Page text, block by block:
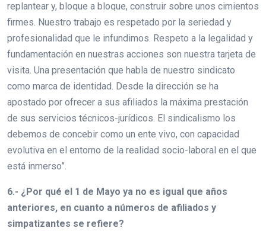
replantear y, bloque a bloque, construir sobre unos cimientos
firmes. Nuestro trabajo es respetado por la seriedad y
profesionalidad que le infundimos. Respeto a la legalidad y
fundamentación en nuestras acciones son nuestra tarjeta de
visita. Una presentación que habla de nuestro sindicato
como marca de identidad. Desde la dirección se ha
apostado por ofrecer a sus afiliados la máxima prestación
de sus servicios técnicos-jurídicos. El sindicalismo los
debemos de concebir como un ente vivo, con capacidad
evolutiva en el entorno de la realidad socio-laboral en el que
está inmerso”.
6.- ¿Por qué el 1 de Mayo ya no es igual que años
anteriores, en cuanto a números de afiliados y
simpatizantes se refiere?